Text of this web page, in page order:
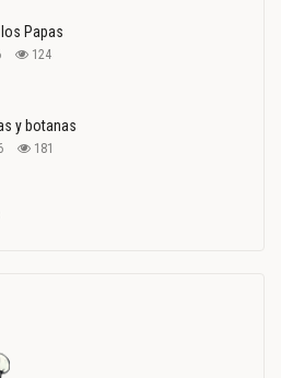
Papas
124
y botanas
181